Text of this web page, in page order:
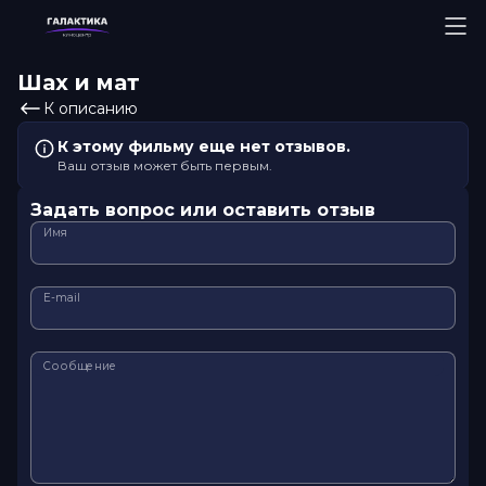
Шах и мат
К описанию
К этому фильму еще нет отзывов.
Ваш отзыв может быть первым.
Задать вопрос или оставить отзыв
Имя
E-mail
Сообщение